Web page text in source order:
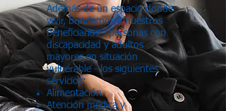
Además de un espacio donde
vivir, brindamos a nuestros
beneficiarios - personas con
discapacidad y adultos
mayores en situación
vulnerable - los siguientes
servicios:
Alimentación
Atención médica y